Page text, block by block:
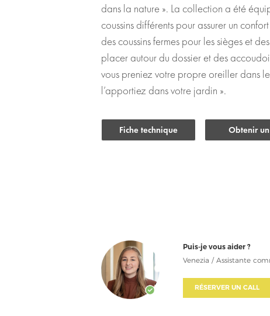
dans la nature ». La collection a été
coussins différents pour assurer un
des coussins fermes pour les sièges et
placer autour du dossier et des
vous preniez votre propre oreiller dans
l’apportiez dans votre jardin ».
Fiche technique Obtenir
Puis-je vous aider ?
Venezia / Assistante
RÉSERVER UN CALL